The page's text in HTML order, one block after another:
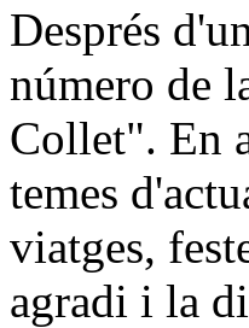
Després
número de
Collet". En
temes
viatges,
agradi i la